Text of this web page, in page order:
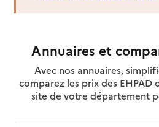
Annuaires et
Avec nos annuaires,
comparez les prix des EHPAD
site de votre département